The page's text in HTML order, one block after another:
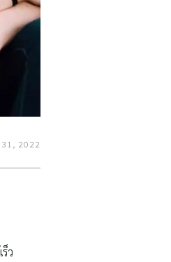
31, 2022
ว